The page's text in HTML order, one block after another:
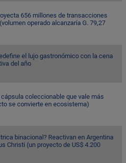
656 millones de transacciones
operado alcanzaría G. 79,27
el lujo gastronómico con la cena
del año
coleccionable que vale más
se convierte en ecosistema)
binacional? Reactivan en Argentina
Christi (un proyecto de US$ 4.200